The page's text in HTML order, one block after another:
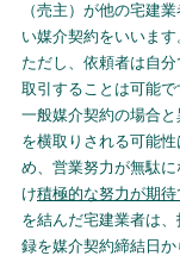
（売主）が他の宅建
い媒介契約をいいます
ただし、依頼者は自
取引することは可能で
一般媒介契約の場合と
を横取りされる可能
め、営業努力が無駄
け積極的な努力が期待
を結んだ宅建業者は
録を媒介契約締結日